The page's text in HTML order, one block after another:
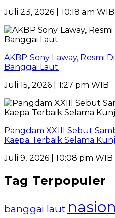
Juli 23, 2026 | 10:18 am WIB
AKBP Sony Laway, Resmi
Banggai Laut
Juli 15, 2026 | 1:27 pm WIB
Pangdam XXIII Sebut
Kaepa Terbaik Selama
Juli 9, 2026 | 10:08 pm WIB
Tag Terpopuler
banggai laut